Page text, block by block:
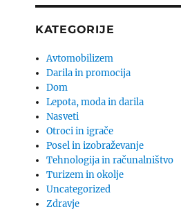
KATEGORIJE
Avtomobilizem
Darila in promocija
Dom
Lepota, moda in darila
Nasveti
Otroci in igrače
Posel in izobraževanje
Tehnologija in računalništvo
Turizem in okolje
Uncategorized
Zdravje